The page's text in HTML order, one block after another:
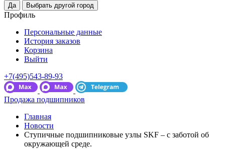
Профиль
Персональные данные
История заказов
Корзина
Выйти
+7(495)543-89-93
Продажа подшипников
Главная
Новости
Ступичные подшипниковые узлы SKF – с заботой об
окружающей среде.